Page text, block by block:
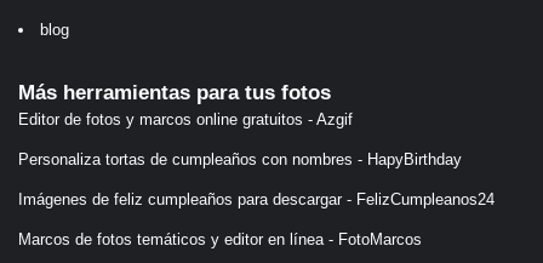
blog
Más herramientas para tus fotos
Editor de fotos y marcos online gratuitos - Azgif
Personaliza tortas de cumpleaños con nombres - HapyBirthday
Imágenes de feliz cumpleaños para descargar - FelizCumpleanos24
Marcos de fotos temáticos y editor en línea - FotoMarcos